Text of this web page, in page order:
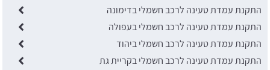
התקנת עמדת טעינה לרכב חשמלי בדימונה
התקנת עמדת טעינה לרכב חשמלי בעפולה
התקנת עמדת טעינה לרכב חשמלי ביהוד
התקנת עמדת טעינה לרכב חשמלי בקריית גת